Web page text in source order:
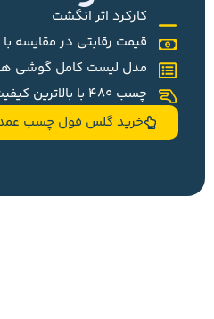
کارکرد اثر انگشت
قیمت رقابتی در مقایسه
مدل لیست کامل گوشی
چسب 480 با بالاترین کیفیت
خرید گلس فول چسب